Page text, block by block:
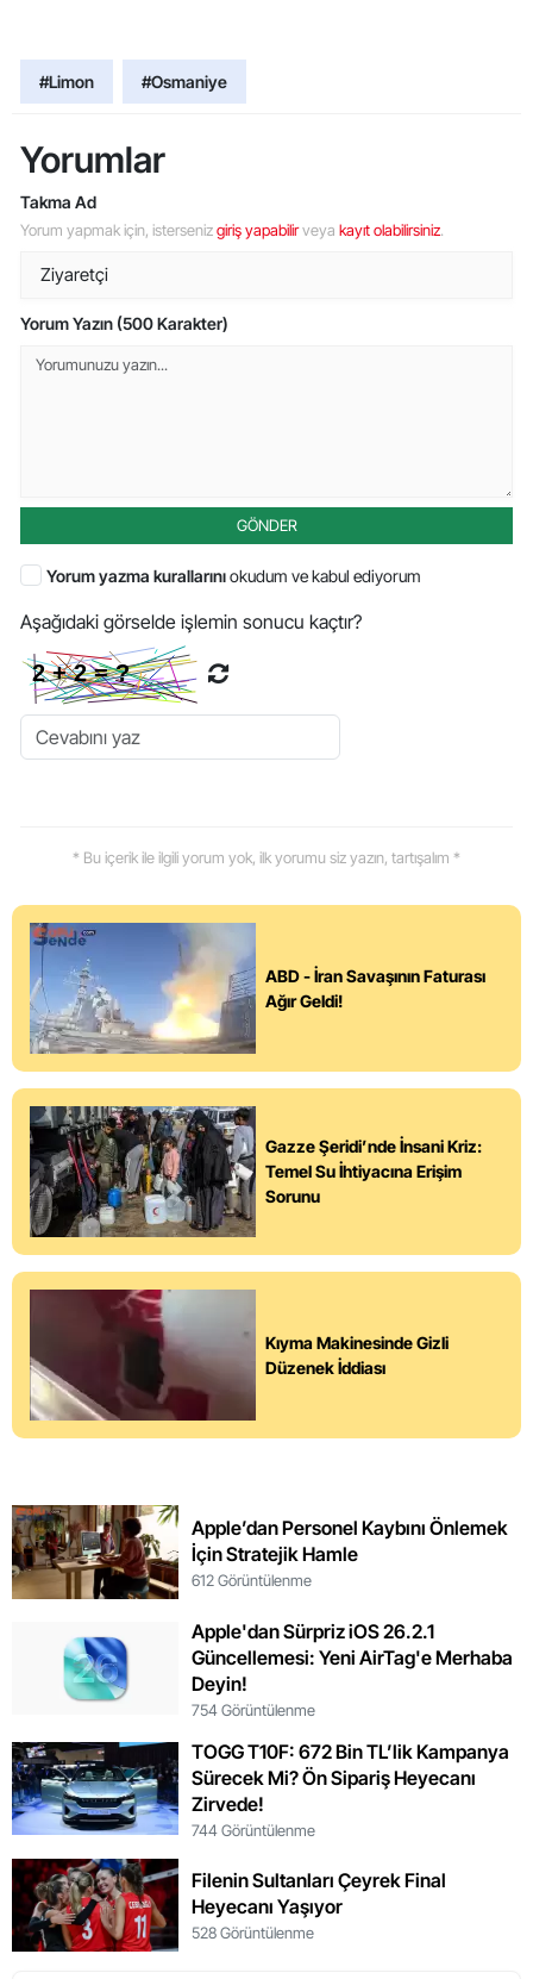
#Limon #Osmaniye
Yorumlar
Takma Ad
Yorum yapmak için, istersenizgiriş yapabilirveya kayıt olabilirsiniz.
Yorum Yazın (500 Karakter)
GÖNDER
Yorum yazma kurallarınıokudum ve kabul ediyorum
Aşağıdaki görselde işlemin sonucu kaçtır?
* Bu içerik ile ilgili yorum yok, ilk yorumu siz yazın, tartışalım *
ABD - İran Savaşının Faturası
Ağır Geldi!
Gazze Şeridi’nde İnsani Kriz:
Temel Su İhtiyacına Erişim
Sorunu
Kıyma Makinesinde Gizli
Düzenek İddiası
Apple’dan Personel Kaybını Önlemek
İçin Stratejik Hamle
612 Görüntülenme
Apple'dan Sürpriz iOS 26.2.1
Güncellemesi: Yeni AirTag'e Merhaba
Deyin!
754 Görüntülenme
TOGG T10F: 672 Bin TL’lik Kampanya
Sürecek Mi? Ön Sipariş Heyecanı
Zirvede!
744 Görüntülenme
Filenin Sultanları Çeyrek Final
Heyecanı Yaşıyor
528 Görüntülenme